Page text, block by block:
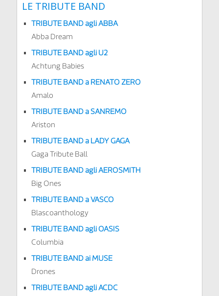
LE TRIBUTE BAND
TRIBUTE BAND agli ABBA
Abba Dream
TRIBUTE BAND agli U2
Achtung Babies
TRIBUTE BAND a RENATO ZERO
Amalo
TRIBUTE BAND a SANREMO
Ariston
TRIBUTE BAND a LADY GAGA
Gaga Tribute Ball
TRIBUTE BAND agli AEROSMITH
Big Ones
TRIBUTE BAND a VASCO
Blascoanthology
TRIBUTE BAND agli OASIS
Columbia
TRIBUTE BAND ai MUSE
Drones
TRIBUTE BAND agli ACDC